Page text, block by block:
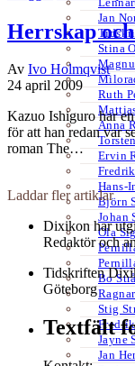
Jan
Stina
Ruth
Anna
Ervin
Hans-
Björn
Johan
Ola
Bo
Stig
Jayne
Jan
Herrskap
Av Ivo Holmqvist
24 april 2009
Kazuo Ishiguro har
för att han redan var
roman The…
Laddar fler artiklar
Dixikon har
Redaktör och
Tidskriften
Göteborg
Textfält